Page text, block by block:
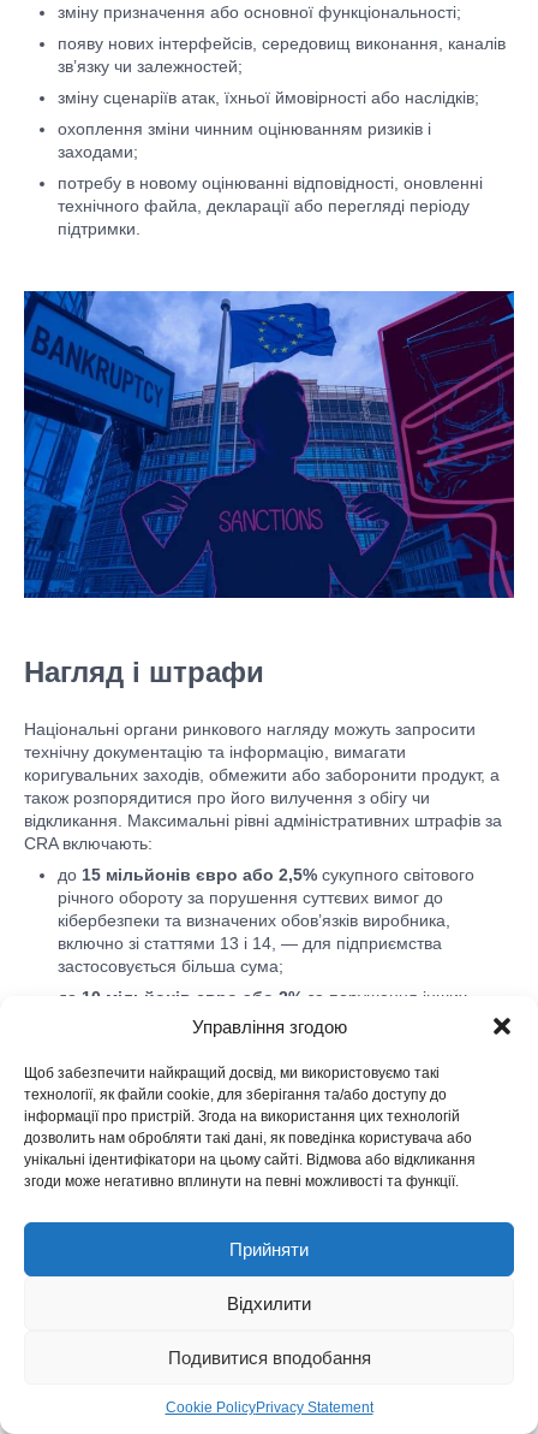
Управління згодою
Щоб забезпечити найкращий досвід, ми використовуємо такі
технології, як файли cookie, для зберігання та/або доступу до
інформації про пристрій. Згода на використання цих технологій
дозволить нам обробляти такі дані, як поведінка користувача або
унікальні ідентифікатори на цьому сайті. Відмова або відкликання
згоди може негативно вплинути на певні можливості та функції.
Прийняти
Відхилити
Подивитися вподобання
Cookie PolicyPrivacy Statement
зміну призначення або основної функціональності;
появу нових інтерфейсів, середовищ виконання, каналів
зв’язку чи залежностей;
зміну сценаріїв атак, їхньої ймовірності або наслідків;
охоплення зміни чинним оцінюванням ризиків і
заходами;
потребу в новому оцінюванні відповідності, оновленні
технічного файла, декларації або перегляді періоду
підтримки.
Нагляд і штрафи
Національні органи ринкового нагляду можуть запросити
технічну документацію та інформацію, вимагати
коригувальних заходів, обмежити або заборонити продукт, а
також розпорядитися про його вилучення з обігу чи
відкликання. Максимальні рівні адміністративних штрафів за
CRA включають:
до 15 мільйонів євро або 2,5% сукупного світового
річного обороту за порушення суттєвих вимог до
кібербезпеки та визначених обов’язків виробника,
включно зі статтями 13 і 14, — для підприємства
застосовується більша сума;
до 10 мільйонів євро або 2% за порушення інших
органам або органам ринкового нагляду неправильної,
неповної чи оманливої інформації.
Конкретні санкції визначаються законодавством держави ЄС
та обставинами порушення. Мікропідприємства й малі
підприємства не підлягають адміністративному штрафу за
програмного забезпечення з відкритим вихідним кодом
адміністративні штрафи CRA не застосовуються. Ці винятки
не скасовують самих обов’язків, повноважень наглядових
органів та операційної потреби реагувати.